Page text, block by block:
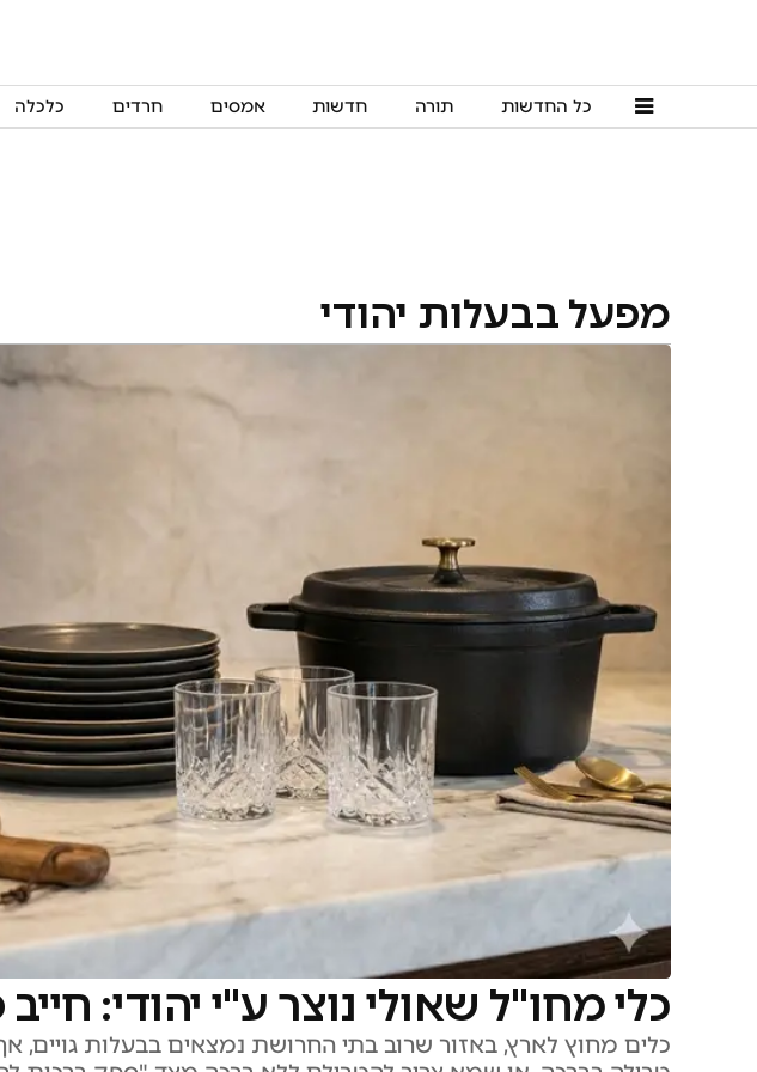
כל החדשות תורה חדשות אמסים חרדים כלכלה
מפעל בבעלות יהודי
כלי מחו"ל שאולי נוצר ע"י יהודי:
כלים מחוץ לארץ, באזור שרוב בתי החרושת נמצאים בבעלות גויים,